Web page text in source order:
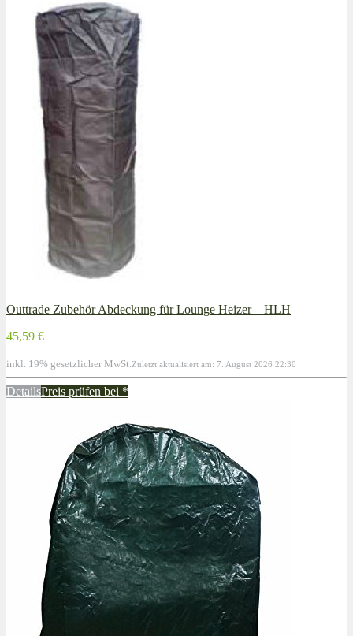
Outtrade Zubehör Abdeckung für Lounge Heizer – HLH
45,59 €
inkl. 19% gesetzlicher MwSt. Zuletzt aktualisiert am: 7. August 2026 22:30
DetailsPreis prüfen bei *